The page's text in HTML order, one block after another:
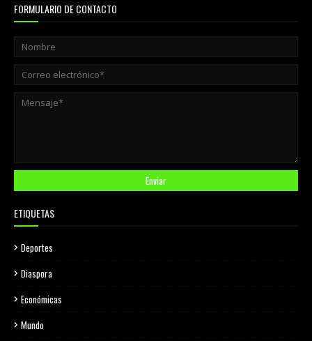
FORMULARIO DE CONTACTO
ETIQUETAS
Deportes
Diaspora
Económicas
Mundo